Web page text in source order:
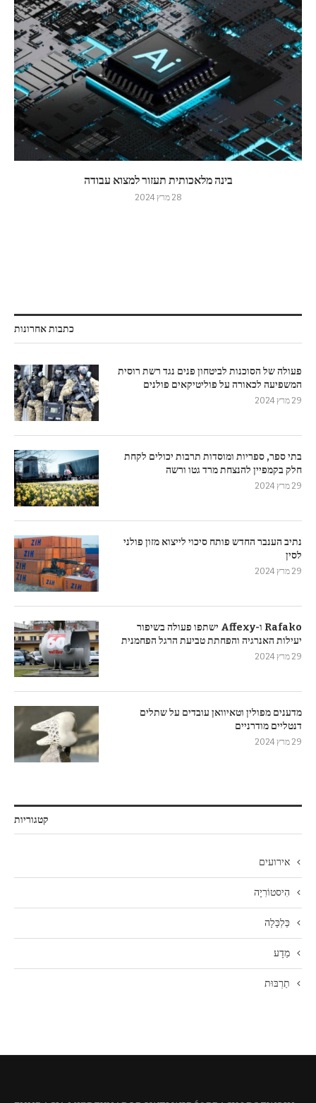
בינה מלאכותית תעזור למצוא עבודה
28 מרץ 2024
כתבות אחרונות
פעולה של הסוכנות לביטחון פנים נגד רשת רוסית
המשפיעה לכאורה על פוליטיקאים פולנים
29 מרץ 2024
בתי ספר, ספריות ומוסדות תרבות יכולים לקחת
חלק בקמפיין להנצחת מרד גטו ורשה
29 מרץ 2024
נתיב הענבר החדש פותח סיכוי לייצוא מזון פולני
לסין
29 מרץ 2024
Rafako ו-Affexy ישתפו פעולה בשיפור
יעילות האנרגיה והפחתת טביעת הרגל הפחמנית
29 מרץ 2024
מדענים מפולין וטאיוואן עובדים על שתלים
דנטליים מודרניים
29 מרץ 2024
קטגוריות
אירועים
הִיסטוֹרִיָה
כַּלְכָּלָה
מַדָע
תַרְבּוּת